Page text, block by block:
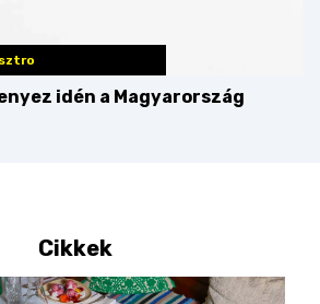
idén a Magyarország
Cikkek